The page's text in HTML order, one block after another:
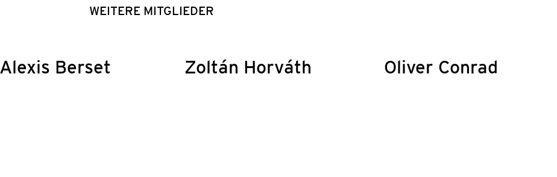
WEITERE MITGLIEDER
Alexis Berset Zoltán Horváth Oliver Conrad